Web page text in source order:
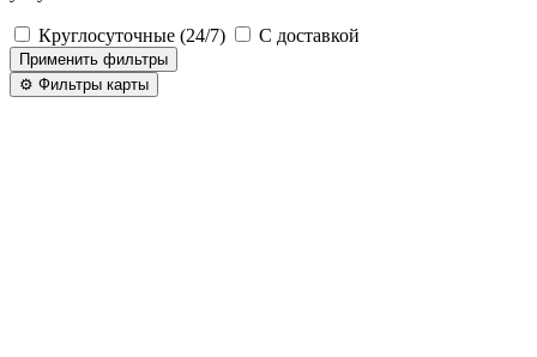
Круглосуточные (24/7) С доставкой
Применить фильтры
⚙️ Фильтры карты